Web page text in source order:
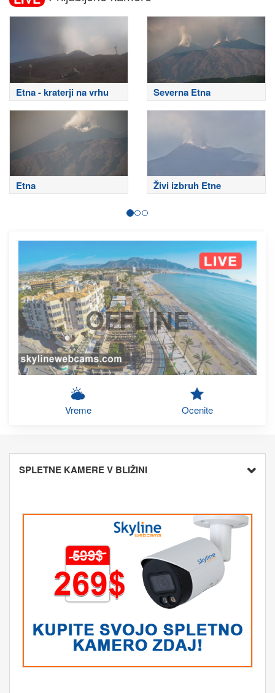
Etna - kraterji na vrhu Severna Etna
Etna Živi izbruh Etne
OFFLINE
Vreme Ocenite
SPLETNE KAMERE V BLIŽINI